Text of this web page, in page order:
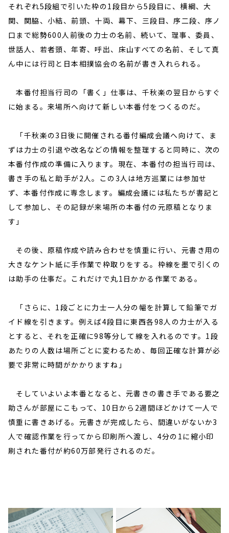
それぞれ5段組で引いた枠の1段目から5段目に、横綱、大
関、関脇、小結、前頭、十両、幕下、三段目、序二段、序ノ
口まで総勢600人前後の力士の名前、続いて、理事、委員、
世話人、若者頭、年寄、呼出、床山すべての名前、そして真
ん中には行司と日本相撲協会の名前が書き入れられる。
本番付担当行司の「書く」仕事は、千秋楽の翌日からすぐ
に始まる。来場所へ向けて新しい本番付をつくるのだ。
「千秋楽の3日後に開催される番付編成会議へ向けて、ま
ずは力士の引退や改名などの情報を整理すると同時に、次の
本番付作成の準備に入ります。現在、本番付の担当行司は、
書き手の私と助手が2人。この3人は地方巡業には参加せ
ず、本番付作成に専念します。編成会議には私たちが書記と
して参加し、その記録が来場所の本番付の元原稿となりま
す」
その後、原稿作成や読み合わせを慎重に行い、元書き用の
大きなケント紙に手作業で枠取りをする。枠線を墨で引くの
は助手の仕事だ。これだけで丸1日かかる作業である。
「さらに、1段ごとに力士一人分の幅を計算して鉛筆でガ
イド線を引きます。例えば4段目に東西各98人の力士が入る
とすると、それを正確に98等分して線を入れるのです。1段
あたりの人数は場所ごとに変わるため、毎回正確な計算が必
要で非常に時間がかかりますね」
そしていよいよ本番となると、元書きの書き手である要之
助さんが部屋にこもって、10日から2週間ほどかけて一人で
慎重に書きあげる。元書きが完成したら、間違いがないか3
人で確認作業を行ってから印刷所へ渡し、4分の1に縮小印
刷された番付が約60万部発行されるのだ。